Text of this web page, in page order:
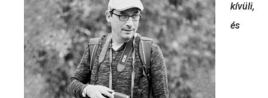
kívüli,
és